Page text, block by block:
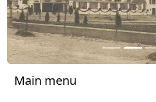
Main menu